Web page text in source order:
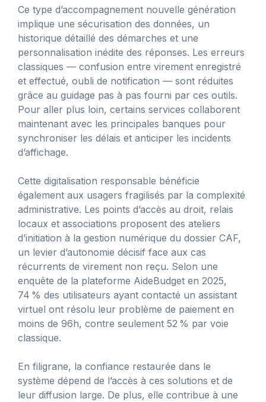
Ce type d’accompagnement nouvelle génération
implique une sécurisation des données, un
historique détaillé des démarches et une
personnalisation inédite des réponses. Les erreurs
classiques — confusion entre virement enregistré
et effectué, oubli de notification — sont réduites
grâce au guidage pas à pas fourni par ces outils.
Pour aller plus loin, certains services collaborent
maintenant avec les principales banques pour
synchroniser les délais et anticiper les incidents
d’affichage.
Cette digitalisation responsable bénéficie
également aux usagers fragilisés par la complexité
administrative. Les points d’accès au droit, relais
locaux et associations proposent des ateliers
d’initiation à la gestion numérique du dossier CAF,
un levier d’autonomie décisif face aux cas
récurrents de virement non reçu. Selon une
enquête de la plateforme AideBudget en 2025,
74 % des utilisateurs ayant contacté un assistant
virtuel ont résolu leur problème de paiement en
moins de 96h, contre seulement 52 % par voie
classique.
En filigrane, la confiance restaurée dans le
système dépend de l’accès à ces solutions et de
leur diffusion large. De plus, elle contribue à une